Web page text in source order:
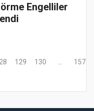
Engelliler
129 130 157